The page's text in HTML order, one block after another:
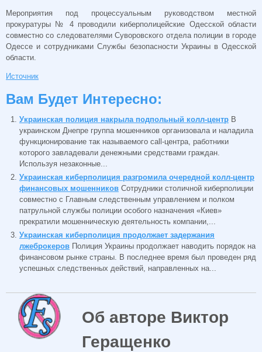
Мероприятия под процессуальным руководством местной
прокуратуры № 4 проводили киберполицейские Одесской области
совместно со следователями Суворовского отдела полиции в городе
Одессе и сотрудниками Службы безопасности Украины в Одесской
области.
Источник
Вам Будет Интересно:
Украинская полиция накрыла подпольный колл-центр В
украинском Днепре группа мошенников организовала и наладила
функционирование так называемого call-центра, работники
которого завладевали денежными средствами граждан.
Используя незаконные...
Украинская киберполиция разгромила очередной колл-центр
финансовых мошенников Сотрудники столичной киберполиции
совместно с Главным следственным управлением и полком
патрульной службы полиции особого назначения «Киев»
прекратили мошенническую деятельность компании,...
Украинская киберполиция продолжает задержания
лжеброкеров Полиция Украины продолжает наводить порядок на
финансовом рынке страны. В последнее время был проведен ряд
успешных следственных действий, направленных на...
Об авторе Виктор
Геращенко